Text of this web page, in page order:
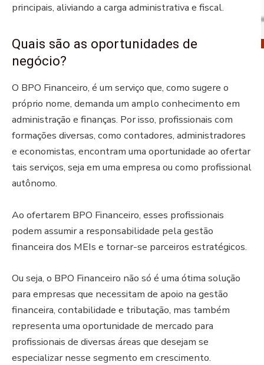
principais, aliviando a carga administrativa e fiscal.
Quais são as oportunidades de
negócio?
O BPO Financeiro, é um serviço que, como sugere o
próprio nome, demanda um amplo conhecimento em
administração e finanças. Por isso, profissionais com
formações diversas, como contadores, administradores
e economistas, encontram uma oportunidade ao ofertar
tais serviços, seja em uma empresa ou como profissional
autônomo.
Ao ofertarem BPO Financeiro, esses profissionais
podem assumir a responsabilidade pela gestão
financeira dos MEIs e tornar-se parceiros estratégicos.
Ou seja, o BPO Financeiro não só é uma ótima solução
para empresas que necessitam de apoio na gestão
financeira, contabilidade e tributação, mas também
representa uma oportunidade de mercado para
profissionais de diversas áreas que desejam se
especializar nesse segmento em crescimento.